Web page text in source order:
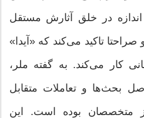
در خلق آثارش مستقل
تاکید می‌کند که «آیدا»
کار می‌کند. به گفته ملر،
بحث‌ها و تعاملات متقابل
متخصصان بوده است. این